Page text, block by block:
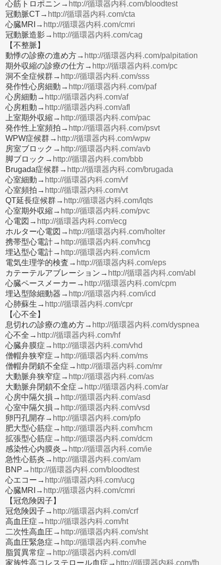
心筋トロポニン→ http://循環器内科.com/bloodtest
冠動脈CT→ http://循環器内科.com/cta
心臓MRI→ http://循環器内科.com/cmri
冠動脈造影→ http://循環器内科.com/cag
【不整脈】
動悸の診療の進め方→ http://循環器内科.com/palpitation
期外収縮の診療の仕方→ http://循環器内科.com/pc
洞不全症候群→ http://循環器内科.com/sss
発作性心房細動→ http://循環器内科.com/paf
心房細動→ http://循環器内科.com/af
心房粗動→ http://循環器内科.com/afl
上室期外収縮→ http://循環器内科.com/pac
発作性上室頻拍→ http://循環器内科.com/psvt
WPW症候群→ http://循環器内科.com/wpw
房室ブロック→ http://循環器内科.com/avb
脚ブロック→ http://循環器内科.com/bbb
Brugada症候群→ http://循環器内科.com/brugada
心室細動→ http://循環器内科.com/vf
心室頻拍→ http://循環器内科.com/vt
QT延長症候群→ http://循環器内科.com/lqts
心室期外収縮→ http://循環器内科.com/pvc
心電図→ http://循環器内科.com/ecg
ホルター心電図→ http://循環器内科.com/holter
携帯型心電計→ http://循環器内科.com/hcg
埋込型心電計→ http://循環器内科.com/icm
電気生理学的検査→ http://循環器内科.com/eps
カテーテルアブレーション→ http://循環器内科.com/abl
心臓ペースメーカー→ http://循環器内科.com/cpm
埋込型除細動器→ http://循環器内科.com/icd
心肺蘇生→ http://循環器内科.com/cpr
【心不全】
息切れの診療の進め方→ http://循環器内科.com/dyspnea
心不全→ http://循環器内科.com/hf
心臓弁膜症→ http://循環器内科.com/vhd
僧帽弁狭窄症→ http://循環器内科.com/ms
僧帽弁閉鎖不全症→ http://循環器内科.com/mr
大動脈弁狭窄症→ http://循環器内科.com/as
大動脈弁閉鎖不全症→ http://循環器内科.com/ar
心房中隔欠損→ http://循環器内科.com/asd
心室中隔欠損→ http://循環器内科.com/vsd
卵円孔開存→ http://循環器内科.com/pfo
肥大型心筋症→ http://循環器内科.com/hcm
拡張型心筋症→ http://循環器内科.com/dcm
感染性心内膜炎→ http://循環器内科.com/ie
急性心筋炎→ http://循環器内科.com/am
BNP→ http://循環器内科.com/bloodtest
心エコー→ http://循環器内科.com/ucg
心臓MRI→ http://循環器内科.com/cmri
【冠危険因子】
冠危険因子→ http://循環器内科.com/crf
高血圧症→ http://循環器内科.com/ht
二次性高血圧→ http://循環器内科.com/sht
高血圧緊急症→ http://循環器内科.com/he
脂質異常症→ http://循環器内科.com/dl
家族性高コレステロール血症→ http://循環器内科.com/fh